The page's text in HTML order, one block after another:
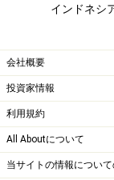
い位置にありな
有名なレフトハ
ワールドクラス
ドボートの移動
トやリゾートか
各種マリンスポ
インドネシ
会社概要
投資家情報
利用規約
All Aboutについて
当サイトの情報につい